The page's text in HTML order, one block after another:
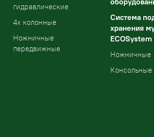
гидравлические
4х колонные
Ножничные
передвижные
Система
хранения
ECOSystem
Ножничные